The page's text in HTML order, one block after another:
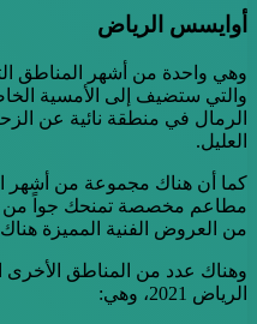
أوايسس الرياض
وهي واحدة من أشهر المناطق
والتي ستضيف إلى الأمسية
الرمال في منطقة نائية عن
العليل.
كما أن هناك مجموعة من أشهر
مطاعم مخصصة تمنحك جواً من
من العروض الفنية المميزة هناك
وهناك عدد من المناطق
الرياض 2021، وهي: